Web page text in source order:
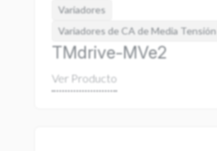
Variadores
Variadores de CA de Media Tensión
TMdrive-MVe2